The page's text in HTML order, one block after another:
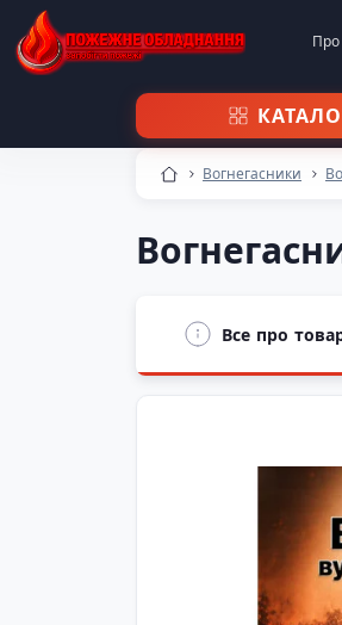
Вогнегасники
Все про